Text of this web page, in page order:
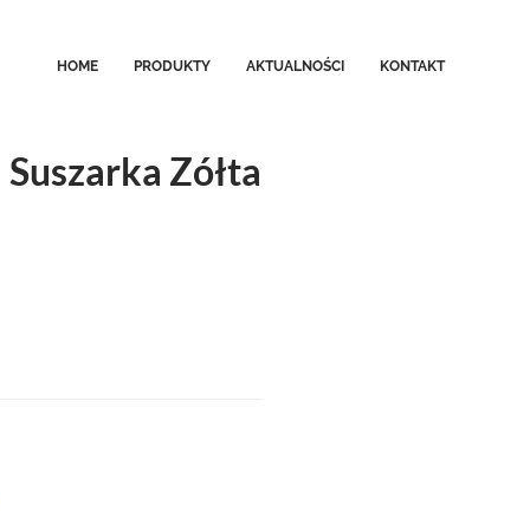
HOME PRODUKTY AKTUALNOŚCI KONTAKT
Suszarka Zółta